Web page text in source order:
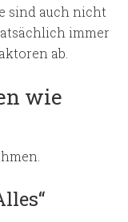
sind auch nicht
immer
ab.
wie